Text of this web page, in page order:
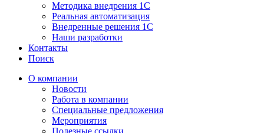
Методика внедрения 1С
Реальная автоматизация
Внедренные решения 1С
Наши разработки
Контакты
Поиск
О компании
Новости
Работа в компании
Специальные предложения
Мероприятия
Полезные ссылки